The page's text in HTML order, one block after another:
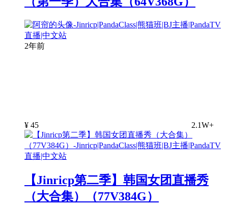
2年前
¥ 45 2.1W+
【Jinricp第二季】韩国女团直播秀
（大合集）（77V384G）